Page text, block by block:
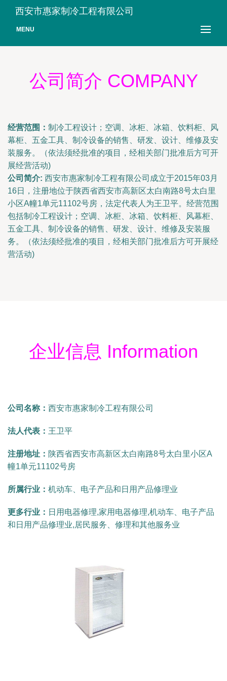
西安市惠家制冷工程有限公司
MENU
公司简介 COMPANY
经营范围： 制冷工程设计；空调、冰柜、冰箱、饮料柜、风
幕柜、五金工具、制冷设备的销售、研发、设计、维修及安
装服务。（依法须经批准的项目，经相关部门批准后方可开
展经营活动)
公司简介: 西安市惠家制冷工程有限公司成立于2015年03月
16日，注册地位于陕西省西安市高新区太白南路8号太白里
小区A幢1单元11102号房，法定代表人为王卫平。经营范围
包括制冷工程设计；空调、冰柜、冰箱、饮料柜、风幕柜、
五金工具、制冷设备的销售、研发、设计、维修及安装服
务。（依法须经批准的项目，经相关部门批准后方可开展经
营活动)
企业信息 Information
公司名称： 西安市惠家制冷工程有限公司
法人代表： 王卫平
注册地址： 陕西省西安市高新区太白南路8号太白里小区A
幢1单元11102号房
所属行业： 机动车、电子产品和日用产品修理业
更多行业： 日用电器修理,家用电器修理,机动车、电子产品
和日用产品修理业,居民服务、修理和其他服务业